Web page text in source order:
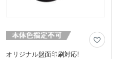
オリジナル盤面印刷対応!